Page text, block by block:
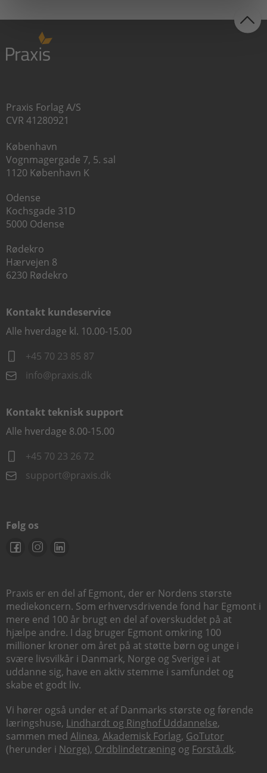
Praxis Forlag A/S
CVR 41280921
København
Vognmagergade 7, 5. sal
1120 København K
Odense
Kochsgade 31D
5000 Odense
Rødekro
Hærvejen 8
6230 Rødekro
Kontakt kundeservice
Alle hverdage kl. 10.00-15.00
+45 70 23 85 87
info@praxis.dk
Kontakt teknisk support
Alle hverdage 8.00-15.00
+45 70 23 26 72
support@praxis.dk
Følg os
Praxis er en del af Egmont, der er Nordens største
mediekoncern. Som erhvervsdrivende fond har Egmont i
mere end 100 år brugt en del af overskuddet på at
hjælpe andre. I dag bruger Egmont omkring 100
millioner kroner om året på at støtte børn og unge i
svære livsvilkår i Danmark, Norge og Sverige i at
uddanne sig, have en aktiv stemme i samfundet og
skabe et godt liv.
Vi hører også under et af Danmarks største og førende
læringshuse, Lindhardt og Ringhof Uddannelse,
sammen med Alinea, Akademisk Forlag, GoTutor
(herunder i Norge), Ordblindetræning og Forstå.dk.